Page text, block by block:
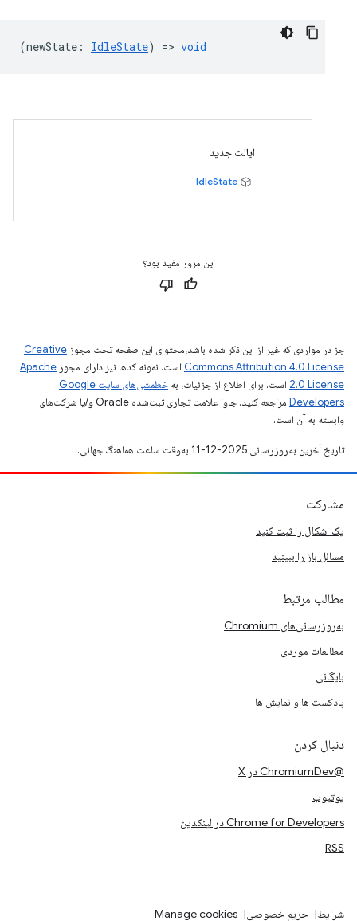
(newState : IdleState) => void
ایالت جدید
IdleState
این مرور مفید بود؟
جز در مواردی که غیر از این ذکر شده باشد،‌محتوای این صفحه تحت مجوز Creative
Commons Attribution 4.0 License است. نمونه کدها نیز دارای مجوز Apache
2.0 License است. برای اطلاع از جزئیات، به
خطمشی‌های سایت Google
Developers‏
مراجعه کنید. جاوا علامت تجاری ثبت‌شده Oracle و/یا شرکت‌های
وابسته به آن است.
تاریخ آخرین به‌روزرسانی 2025-12-11 به‌وقت ساعت هماهنگ جهانی.
مشارکت
یک اشکال را ثبت کنید
مسائل باز را ببینید
مطالب مرتبط
به‌روزرسانی‌های Chromium
مطالعات موردی
بایگانی
پادکست ها و نمایش ها
دنبال کردن
@ChromiumDev در X
یوتیوب
Chrome for Developers در لینکدین
RSS
شرایط حریم خصوصی Manage cookies